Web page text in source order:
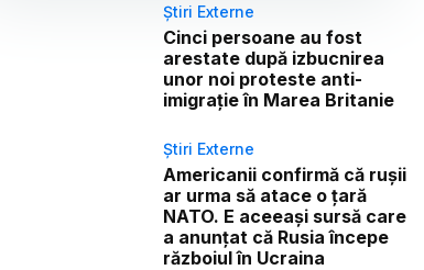
Știri Externe
Cinci persoane au fost
arestate după izbucnirea
unor noi proteste anti-
imigrație în Marea Britanie
Știri Externe
Americanii confirmă că rușii
ar urma să atace o țară
NATO. E aceeași sursă care
a anunțat că Rusia începe
războiul în Ucraina